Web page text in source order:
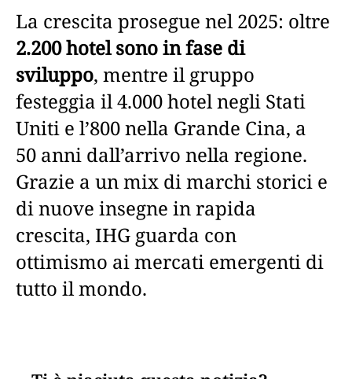
La crescita prosegue nel 2025: oltre
2.200 hotel sono in fase di
sviluppo, mentre il gruppo
festeggia il 4.000 hotel negli Stati
Uniti e l’800 nella Grande Cina, a
50 anni dall’arrivo nella regione.
Grazie a un mix di marchi storici e
di nuove insegne in rapida
crescita, IHG guarda con
ottimismo ai mercati emergenti di
tutto il mondo.